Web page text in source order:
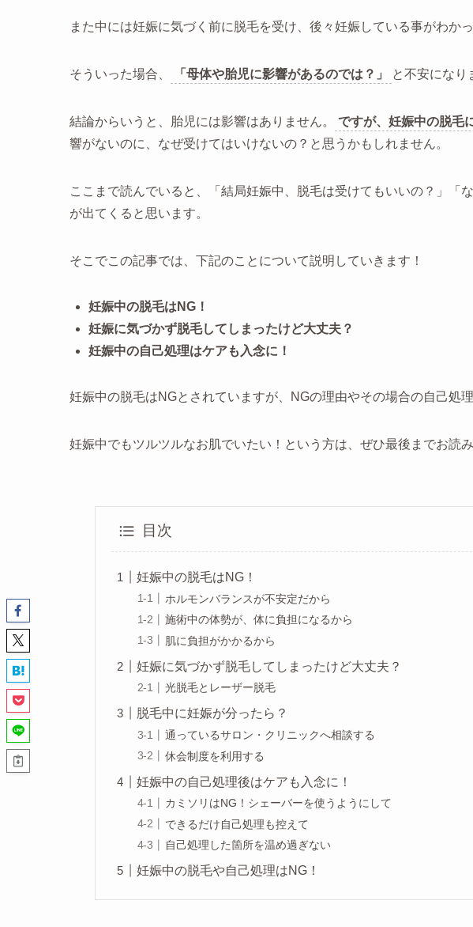
また中には妊娠に気づく前に脱毛を受け、後々妊娠している事がわか
そういった場合、 「母体や胎児に影響があるのでは？」 と不安になり
結論からいうと、胎児には影響はありません。 ですが、妊娠中の脱毛
響がないのに、なぜ受けてはいけないの？と思うかもしれません。
ここまで読んでいると、「結局妊娠中、脱毛は受けてもいいの？」「
が出てくると思います。
そこでこの記事では、下記のことについて説明していきます！
妊娠中の脱毛はNG！
妊娠に気づかず脱毛してしまったけど大丈夫？
妊娠中の自己処理はケアも入念に！
妊娠中の脱毛はNGとされていますが、NGの理由やその場合の自己処
妊娠中でもツルツルなお肌でいたい！という方は、ぜひ最後までお読
目次
妊娠中の脱毛はNG！
ホルモンバランスが不安定だから
施術中の体勢が、体に負担になるから
肌に負担がかかるから
妊娠に気づかず脱毛してしまったけど大丈夫？
光脱毛とレーザー脱毛
脱毛中に妊娠が分ったら？
通っているサロン・クリニックへ相談する
休会制度を利用する
妊娠中の自己処理後はケアも入念に！
カミソリはNG！シェーバーを使うようにして
できるだけ自己処理も控えて
自己処理した箇所を温め過ぎない
妊娠中の脱毛や自己処理はNG！